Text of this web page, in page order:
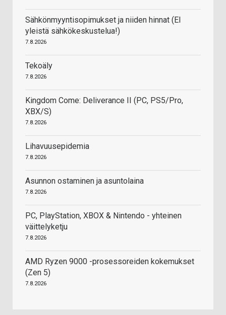
Sähkönmyyntisopimukset ja niiden hinnat (EI
yleistä sähkökeskustelua!)
7.8.2026
Tekoäly
7.8.2026
Kingdom Come: Deliverance II (PC, PS5/Pro,
XBX/S)
7.8.2026
Lihavuusepidemia
7.8.2026
Asunnon ostaminen ja asuntolaina
7.8.2026
PC, PlayStation, XBOX & Nintendo - yhteinen
väittelyketju
7.8.2026
AMD Ryzen 9000 -prosessoreiden kokemukset
(Zen 5)
7.8.2026